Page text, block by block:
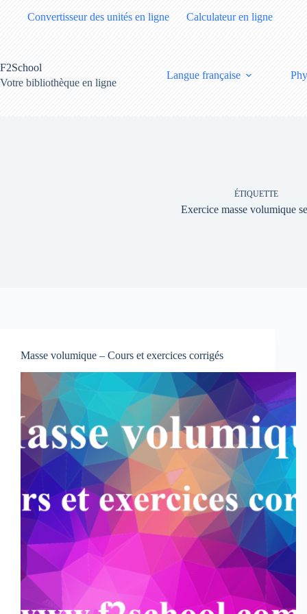
Convertisseur des unités en ligne Calculateur en ligne
F2School
Votre bibliothèque en ligne
Langue française
ÉTIQUETTE
Exercice masse volumique
Masse volumique – Cours et exercices corrigés